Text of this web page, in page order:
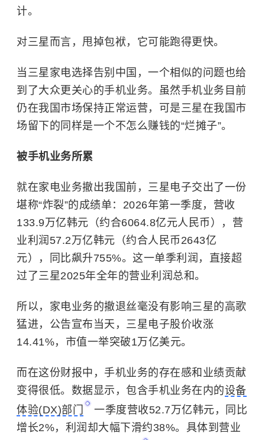
计。
对三星而言，甩掉包袱，它可能跑得更快。
当三星家电选择告别中国，一个相似的问题也给
到了大众更关心的手机业务。虽然手机业务目前
仍在我国市场保持正常运营，可是三星在我国市
场留下的同样是一个不怎么赚钱的“烂摊子”。
被手机业务所累
就在家电业务撤出我国前，三星电子交出了一份
堪称“炸裂”的成绩单：2026年第一季度，营收
133.9万亿韩元（约合6064.8亿元人民币），营
业利润57.2万亿韩元（约合人民币2643亿
元），同比飙升755%。这一单季利润，直接超
过了 三星2025年全年的营业利润总和。
所以，家电业务的撤退丝毫没有影响三星的高歌
猛进，公告宣布当天， 三星电子股价收涨
14.41%，市值一举突破1万亿美元。
而在这份财报中，手机业务的存在感和业绩贡献
变得很低。数据显示，包含手机业务在内的设备
体验(DX)部门
一季度营收52.7万亿韩元，同比
增长2%，利润却大幅下滑约38%。具体到营业